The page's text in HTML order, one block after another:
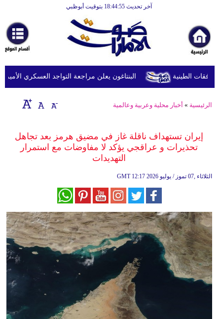
آخر تحديث 18:44:55 بتوقيت أبوظبي
أخبارعاجلة
رياضة
ثقافة
إقتصاد
وموسيقى
أزياء
سياحة
وسفر
ديكور
أخبار
إعلام
تعليم
البنتاغون يعلن مراجعة التواجد العسكري الأميركي
الرئيسية » أخبار محلية وعربية وعالمية
إيران تستهداف ناقلة غاز في مضيق هرمز بعد تجاهل
تحذيرات و عراقجي يؤكد لا مفاوضات مع استمرار
التهديدات
GMT 12:17 2026 الثلاثاء ,07 تموز / يوليو